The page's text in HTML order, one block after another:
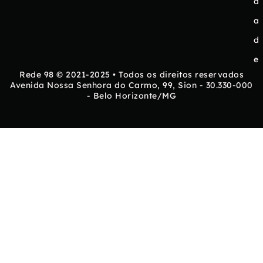
a
d
e
Rede 98 © 2021-2025 • Todos os direitos reservados
Avenida Nossa Senhora do Carmo, 99, Sion - 30.330-000
- Belo Horizonte/MG